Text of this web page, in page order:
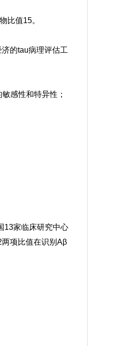
比值15。
的tau病理评估工
感性和特异性；
13家临床研究中心
项比值在识别Aβ